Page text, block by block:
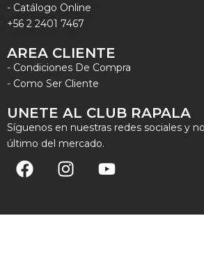
- Catálogo Online
+56 2 2401 7467
AREA CLIENTE
- Condiciones De Compra
- Como Ser Cliente
UNETE AL CLUB RAPALA
Síguenos en nuestras redes sociales y
último del mercado.